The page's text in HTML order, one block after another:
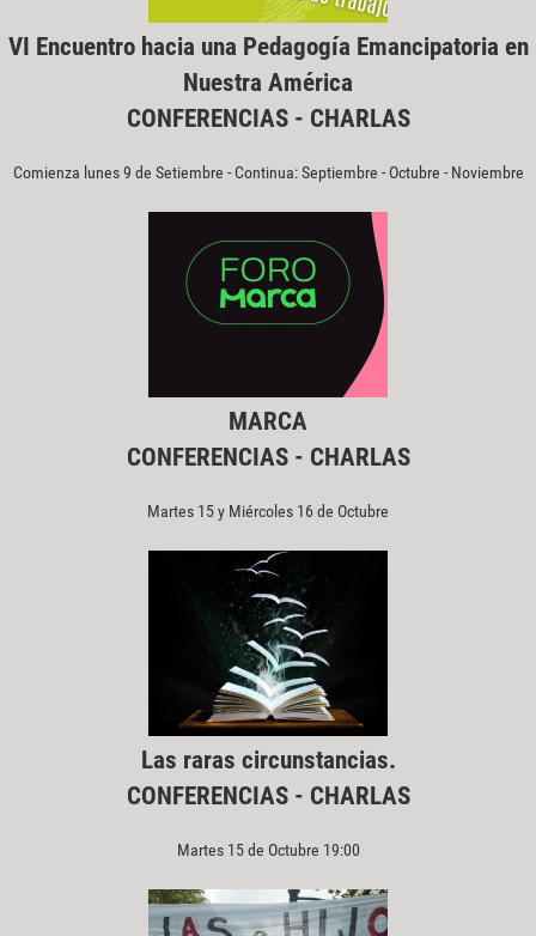
VI Encuentro hacia una Pedagogía Emancipatoria en
Nuestra América
CONFERENCIAS - CHARLAS
Comienza lunes 9 de Setiembre - Continua: Septiembre - Octubre - Noviembre
MARCA
CONFERENCIAS - CHARLAS
Martes 15 y Miércoles 16 de Octubre
Las raras circunstancias.
CONFERENCIAS - CHARLAS
Martes 15 de Octubre 19:00